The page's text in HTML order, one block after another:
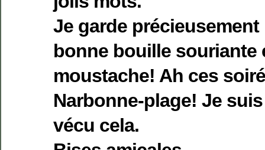
Je garde
bonne bouille souriante
moustache! Ah ces
Narbonne-plage! Je
vécu cela.